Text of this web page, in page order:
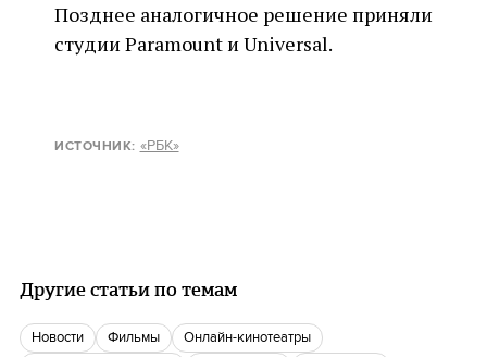
Позднее аналогичное решение приняли
студии Paramount и Universal.
ИСТОЧНИК: «РБК»
Другие статьи по темам
новости фильмы
онлайн-кинотеатры